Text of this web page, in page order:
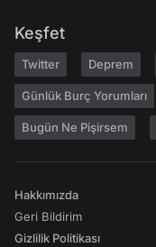
Keşfet
Twitter Deprem
Günlük Burç Yorumları
Bugün Ne Pişirsem
Hakkımızda
Geri Bildirim
Gizlilik Politikası